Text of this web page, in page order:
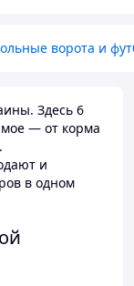
ворота и
Здесь 6
— от корма
и
в одном